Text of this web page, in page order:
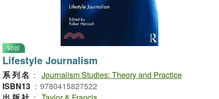
90折
Lifestyle Journalism
系列名 ： Journalism Studies: Theory and Practice
ISBN13 ： 9780415827522